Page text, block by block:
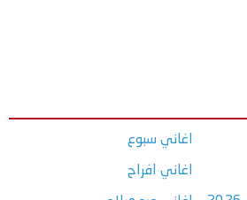
اغاني سبوع
اغاني افراح